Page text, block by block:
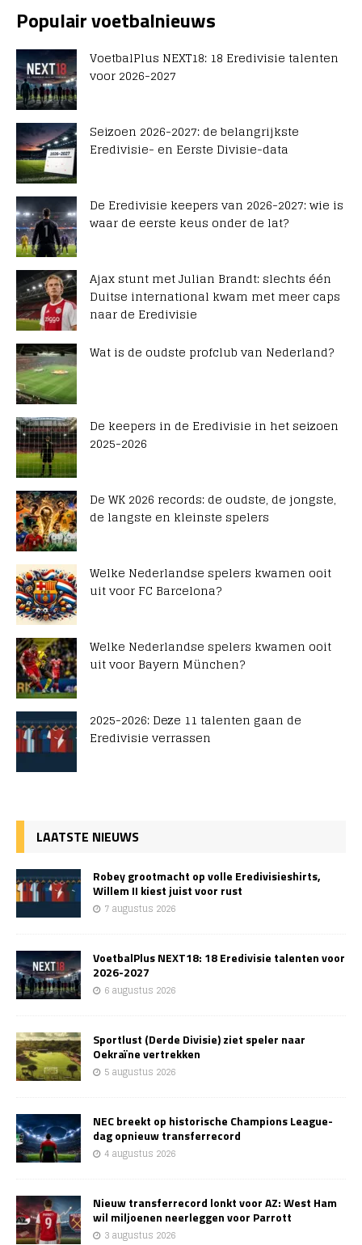
Populair voetbalnieuws
VoetbalPlus NEXT18: 18 Eredivisie talenten
voor 2026-2027
Seizoen 2026-2027: de belangrijkste
Eredivisie- en Eerste Divisie-data
De Eredivisie keepers van 2026-2027: wie is
waar de eerste keus onder de lat?
Ajax stunt met Julian Brandt: slechts één
Duitse international kwam met meer caps
naar de Eredivisie
Wat is de oudste profclub van Nederland?
De keepers in de Eredivisie in het seizoen
2025-2026
De WK 2026 records: de oudste, de jongste,
de langste en kleinste spelers
Welke Nederlandse spelers kwamen ooit
uit voor FC Barcelona?
Welke Nederlandse spelers kwamen ooit
uit voor Bayern München?
2025-2026: Deze 11 talenten gaan de
Eredivisie verrassen
LAATSTE NIEUWS
Robey grootmacht op volle Eredivisieshirts,
Willem II kiest juist voor rust
7 augustus 2026
VoetbalPlus NEXT18: 18 Eredivisie talenten voor
2026-2027
6 augustus 2026
Sportlust (Derde Divisie) ziet speler naar
Oekraïne vertrekken
5 augustus 2026
NEC breekt op historische Champions League-
dag opnieuw transferrecord
4 augustus 2026
Nieuw transferrecord lonkt voor AZ: West Ham
wil miljoenen neerleggen voor Parrott
3 augustus 2026